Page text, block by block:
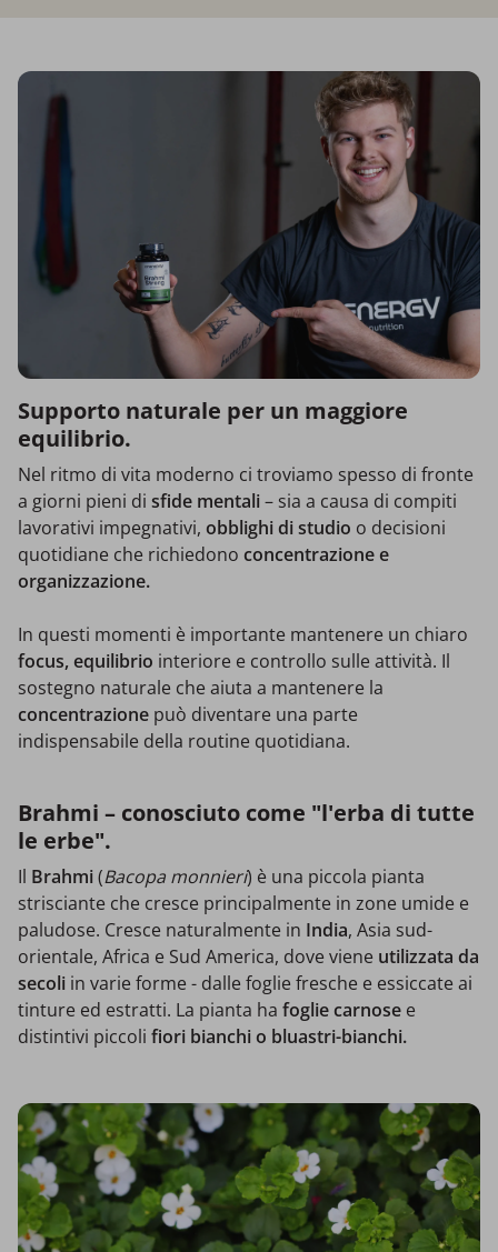
Supporto naturale per un maggiore
equilibrio.
Nel ritmo di vita moderno ci troviamo spesso di fronte
a giorni pieni di sfide mentali– sia a causa di compiti
lavorativi impegnativi, obblighi di studio o decisioni
quotidiane che richiedono concentrazione e
organizzazione.
In questi momenti è importante mantenere un chiaro
focus, equilibrio interiore e controllo sulle attività. Il
sostegno naturale che aiuta a mantenere la
concentrazione può diventare una parte
indispensabile della routine quotidiana.
Brahmi – conosciuto come "l'erba di tutte
le erbe".
Il Brahmi(Bacopa monnieri) è una piccola pianta
strisciante che cresce principalmente in zone umide e
paludose. Cresce naturalmente in India, Asia sud-
orientale, Africa e Sud America, dove viene utilizzata da
secoli in varie forme - dalle foglie fresche e essiccate ai
tinture ed estratti. La pianta ha foglie carnose e
distintivi piccoli fiori bianchi o bluastri-bianchi.